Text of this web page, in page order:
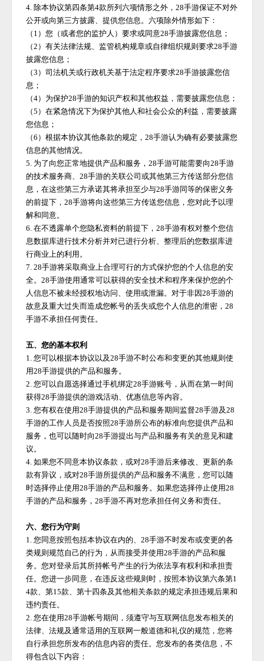
4. 除本协议第四条第4款所列六项情形之外，28手游保证不对外
公开或向第三方披露、提供您信息。六项除外情形如下：
（ 1）您（或者您的监护人）要求或同意28手游披露您信息；
（2）有关法律法规、监管机构规章或自律组织规则要求28手游
披露您信息；
（3）司法机关或行政机关基于法定程序要求28手游披露您信
息；
（4）为保护28手游的知识产权和其他权益，需要披露您信息；
（5）在紧急情况下为保护其他人和社会公众的利益，需要披露
您信息；
（6）根据本协议其他条款的规定，28手游认为确有必要披露您
信息的其他情况。
5. 为了向您正常地提供产品和服务，28手游可能需要向28手游
的技术服务商、28手游的关联公司或其他第三方传送部分您信
息，在这些第三方承诺其将承担至少与28手游同等的保密义务
的前提下，28手游将向这些第三方传送您信息，您对此予以理
解和同意。
6. 在不透露单个您隐私资料的前提下，28手游有权对整个您信
息数据库进行技术分析并对已进行分析、整理后的您数据库进
行商业上的利用。
7.28手游将采取商业上合理可行的方式保护您的个人信息的安
全。28手游使用通常可以获得的安全技术和程序来保护您的个
人信息不被未经授权地访问、使用或泄漏。对于非因28手游的
故意及重大过失而造成您帐号的丢失或您个人信息的泄密，28
手游不承担任何责任。
五、您的基本权利
1. 您可以根据本协议以及28手游不时公布和变更的其他规则使
用28手游提供的产品和服务。
2. 您可以自愿选择通过手机绑定28手游账号，从而在第一时间
获得28手游提供的游戏活动、优惠信息等内容。
3. 您有权在使用28手游提供的产品和服务期间监督28手游及28
手游的工作人员是否按照28手游所公布的标准向您提供产品和
服务，也可以随时向28手游提出与产品和服务有关的意见和建
议。
4. 如果您不同意本协议条款，或对28手游后来修改、更新的条
款有异议，或对28手游所提供的产品和服务不满意，您可以随
时选择停止使用28手游的产品和服务。如果您选择停止使用28
手游的产品和服务，28手游不再对您承担任何义务和责任。
六、您行为守则
1. 您同意按照包括本协议在内的、28手游不时发布或变更的各
类规则规范自己的行为，从而接受并使用28手游的产品和服
务。您对登录后其所持帐号产生的行为依法享有权利和承担责
任。您进一步同意，在违反这些规则时，按照本协议第六条第1
4款、第15款、第十四条及其他相关条款的规定承担违规后果和
违约责任。
2. 您在使用28手游帐号期间，须遵守与互联网信息发布相关的
法律、法规及通常适用的互联网一般道德和礼仪的规范，您将
自行承担您所发布的信息内容的责任。您发布的各类信息，不
得包含以下内容：